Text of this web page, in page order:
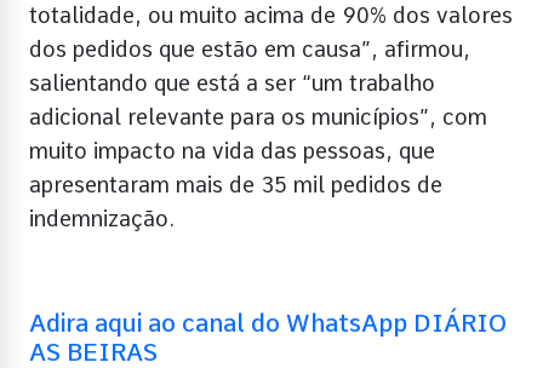
totalidade, ou muito acima de 90% dos valores
dos pedidos que estão em causa”, afirmou,
salientando que está a ser “um trabalho
adicional relevante para os municípios”, com
muito impacto na vida das pessoas, que
apresentaram mais de 35 mil pedidos de
indemnização.
Adira aqui ao canal do WhatsApp DIÁRIO
AS BEIRAS